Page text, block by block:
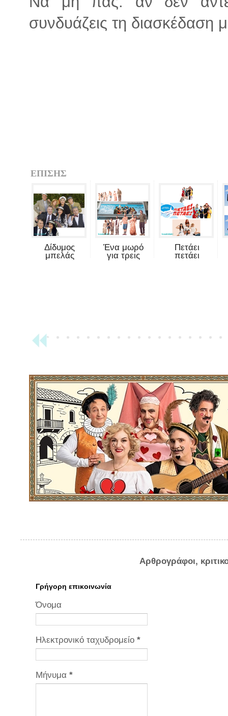
συνδυάζεις τη διασκέδαση
ΕΠΙΣΗΣ
Δίδυμος
μπελάς
Ένα μωρό
για τρεις
Πετάει
πετάει
Αρθρογράφοι,
Γρήγορη επικοινωνία
Όνομα
Ηλεκτρονικό ταχυδρομείο *
Μήνυμα *